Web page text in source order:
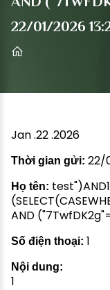
22/01/2026
Jan .22 .2026
Thời gian gửi: 22/
Họ tên:
AND
Số điện thoại: 1
Nội dung:
1